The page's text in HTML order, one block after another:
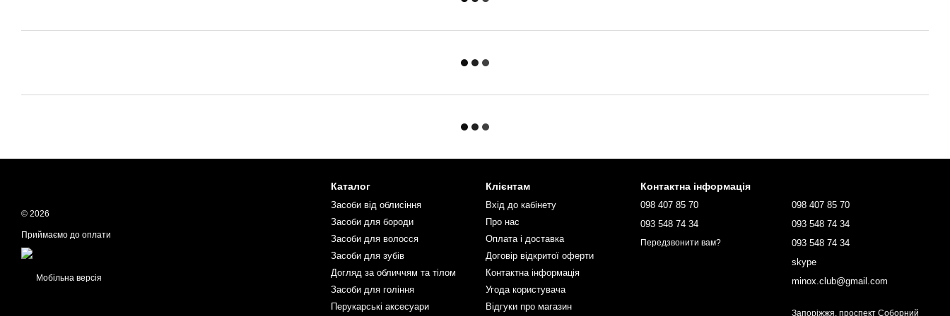
© 2026
Приймаємо до оплати
Мобільна версія
Каталог
Засоби від облисіння
Засоби для бороди
Засоби для волосся
Засоби для зубів
Догляд за обличчям та тілом
Засоби для гоління
Перукарські аксесуари
Клієнтам
Вхід до кабінету
Про нас
Оплата і доставка
Договір відкритої оферти
Контактна інформація
Угода користувача
Відгуки про магазин
Контактна інформація
098 407 85 70
093 548 74 34
Передзвонити вам?
098 407 85 70
093 548 74 34
093 548 74 34
skype
minox.club@gmail.com
Запоріжжя, проспект Соборний